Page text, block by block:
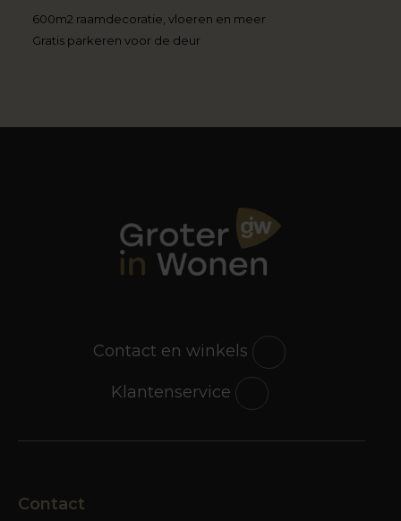
600m2 raamdecoratie, vloeren en meer
Gratis parkeren voor de deur
Contact en winkels
Klantenservice
Contact